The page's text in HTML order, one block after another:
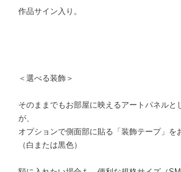
作品サイン入り。
＜選べる装飾＞
そのままでもお部屋に映えるアートパネルと
が、
オプションで側面部に貼る「装飾テープ」を
（白または黒色）